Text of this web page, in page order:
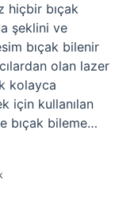
hiçbir bıçak
şeklini ve
bıçak bilenir
olan lazer
kolayca
için kullanılan
bıçak bileme…